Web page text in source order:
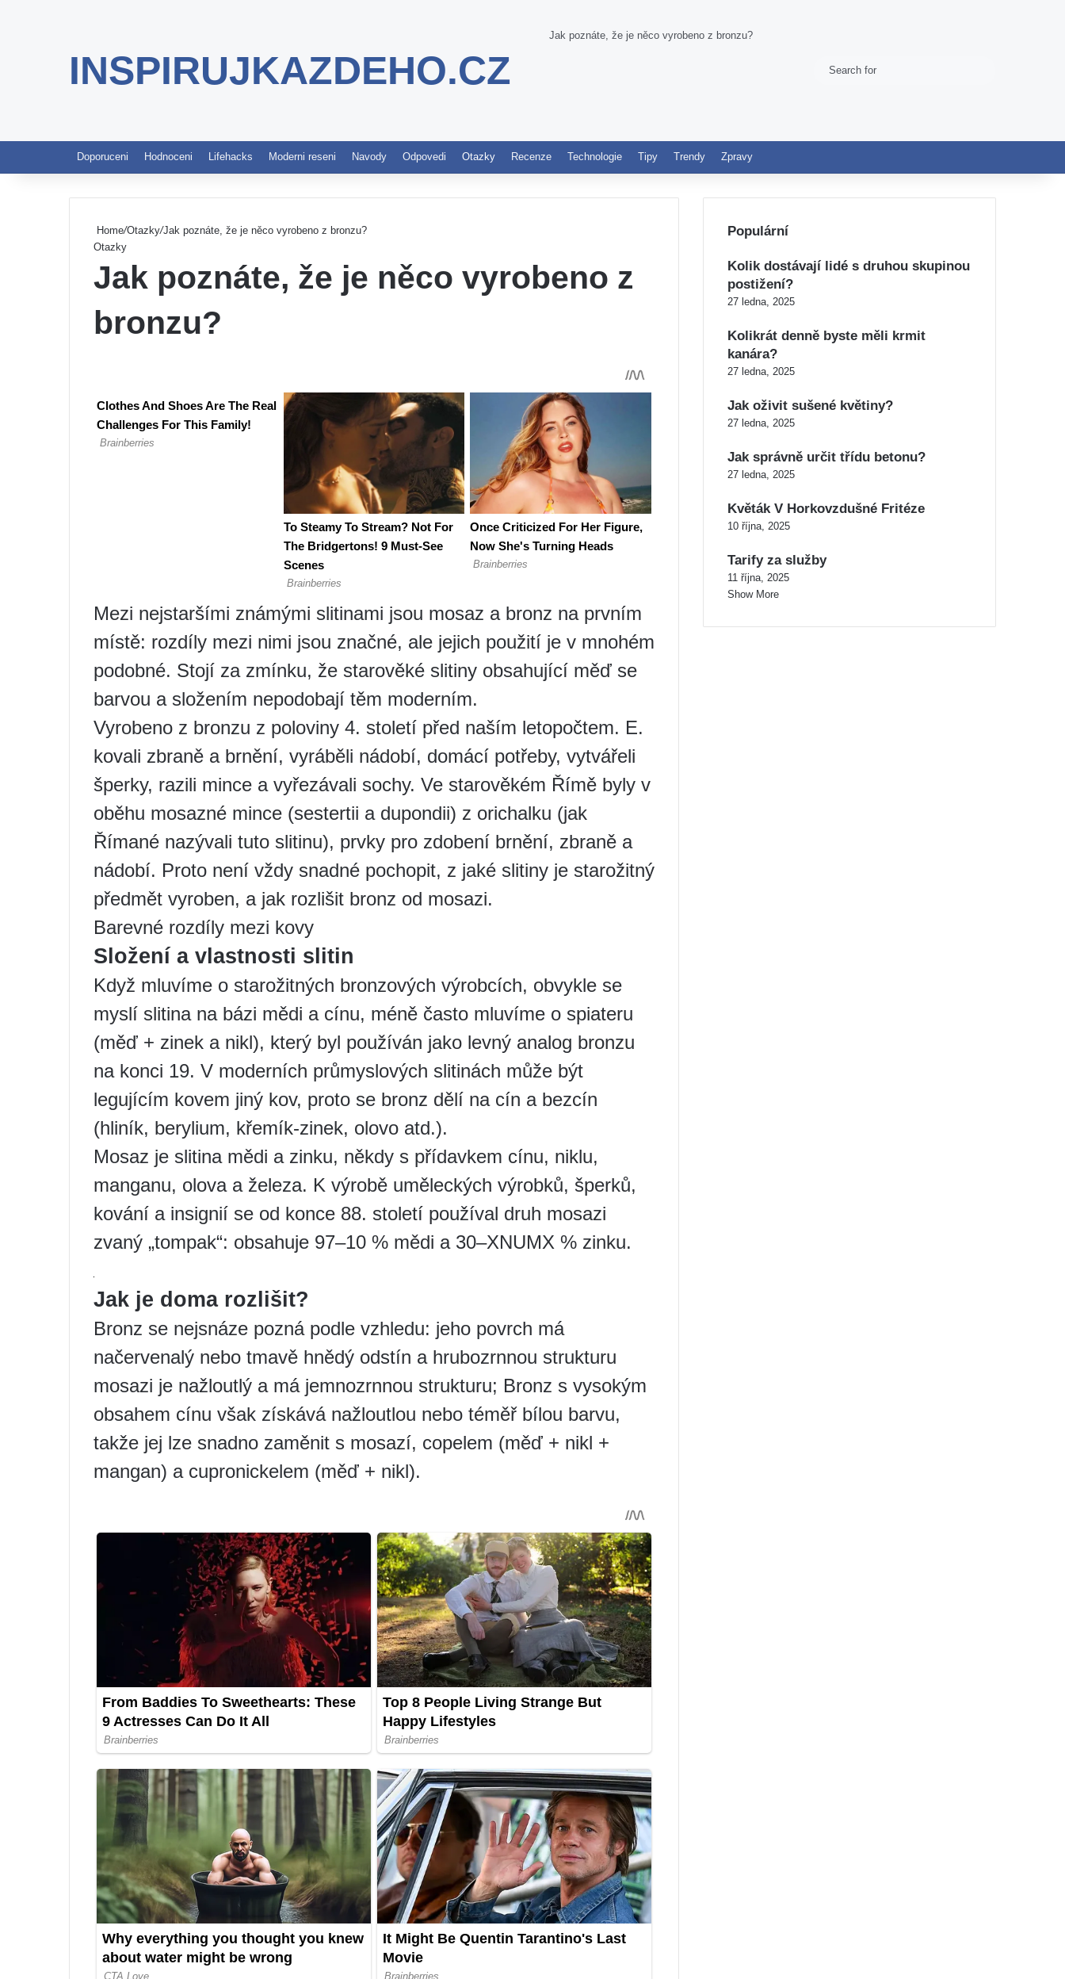
INSPIRUJKAZDEHO.CZ
Jak poznáte, že je něco vyrobeno z bronzu?
Switch skin
Doporuceni Hodnoceni Lifehacks Moderni reseni Navody Odpovedi Otazky Recenze Technologie Tipy Trendy Zpravy
Home/Otazky/Jak poznáte, že je něco vyrobeno z bronzu?
Otazky
Jak poznáte, že je něco vyrobeno z
bronzu?
Mezi nejstaršími známými slitinami jsou mosaz a bronz na prvním
místě: rozdíly mezi nimi jsou značné, ale jejich použití je v mnohém
podobné. Stojí za zmínku, že starověké slitiny obsahující měď se
barvou a složením nepodobají těm moderním.
Vyrobeno z bronzu z poloviny 4. století před naším letopočtem. E.
kovali zbraně a brnění, vyráběli nádobí, domácí potřeby, vytvářeli
šperky, razili mince a vyřezávali sochy. Ve starověkém Římě byly v
oběhu mosazné mince (sestertii a dupondii) z orichalku (jak
Římané nazývali tuto slitinu), prvky pro zdobení brnění, zbraně a
nádobí. Proto není vždy snadné pochopit, z jaké slitiny je starožitný
předmět vyroben, a jak rozlišit bronz od mosazi.
Barevné rozdíly mezi kovy
Složení a vlastnosti slitin
Když mluvíme o starožitných bronzových výrobcích, obvykle se
myslí slitina na bázi mědi a cínu, méně často mluvíme o spiateru
(měď + zinek a nikl), který byl používán jako levný analog bronzu
na konci 19. V moderních průmyslových slitinách může být
legujícím kovem jiný kov, proto se bronz dělí na cín a bezcín
(hliník, berylium, křemík-zinek, olovo atd.).
Mosaz je slitina mědi a zinku, někdy s přídavkem cínu, niklu,
manganu, olova a železa. K výrobě uměleckých výrobků, šperků,
kování a insignií se od konce 88. století používal druh mosazi
zvaný „tompak“: obsahuje 97–10 % mědi a 30–XNUMX % zinku.
Jak je doma rozlišit?
Bronz se nejsnáze pozná podle vzhledu: jeho povrch má
načervenalý nebo tmavě hnědý odstín a hrubozrnnou strukturu
mosazi je nažloutlý a má jemnozrnnou strukturu; Bronz s vysokým
obsahem cínu však získává nažloutlou nebo téměř bílou barvu,
takže jej lze snadno zaměnit s mosazí, copelem (měď + nikl +
mangan) a cupronickelem (měď + nikl).
Populární
Kolik dostávají lidé s druhou skupinou
postižení?
27 ledna, 2025
Kolikrát denně byste měli krmit
kanára?
27 ledna, 2025
Jak oživit sušené květiny?
27 ledna, 2025
Jak správně určit třídu betonu?
27 ledna, 2025
Květák V Horkovzdušné Fritéze
10 října, 2025
Tarify za služby
11 října, 2025
Show More